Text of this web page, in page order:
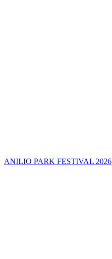
ANILIO PARK FESTIVAL 2026